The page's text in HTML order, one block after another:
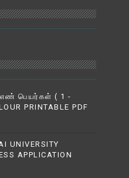
பெயர்கள் ( 1 -
PRINTABLE PDF
UNIVERSITY
APPLICATION